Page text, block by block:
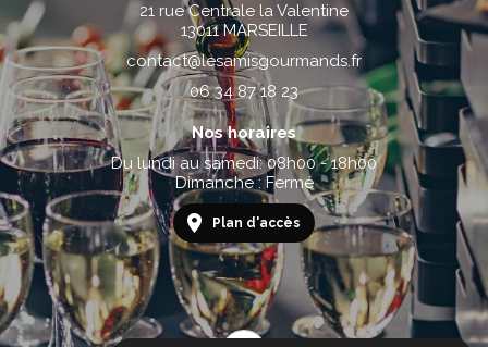
21 rue Centrale la Valentine
13011 MARSEILLE
contact@lesamisgourmands.fr
06 34 87 18 23
Nos horaires
Du lundi au samedi: 08h00 - 18h00
Dimanche : Fermé
Plan d'accès